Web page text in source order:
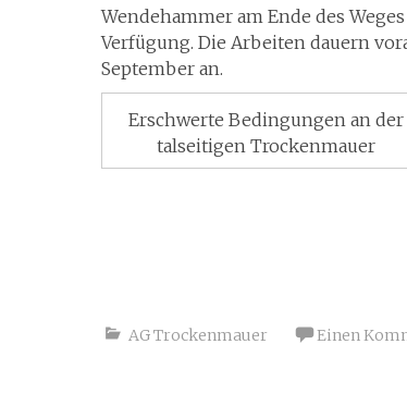
Wendehammer am Ende des
Verfügung. Die Arbeiten dauern
September an.
Erschwerte Bedingungen an der
talseitigen Trockenmauer
AG Trockenmauer Einen